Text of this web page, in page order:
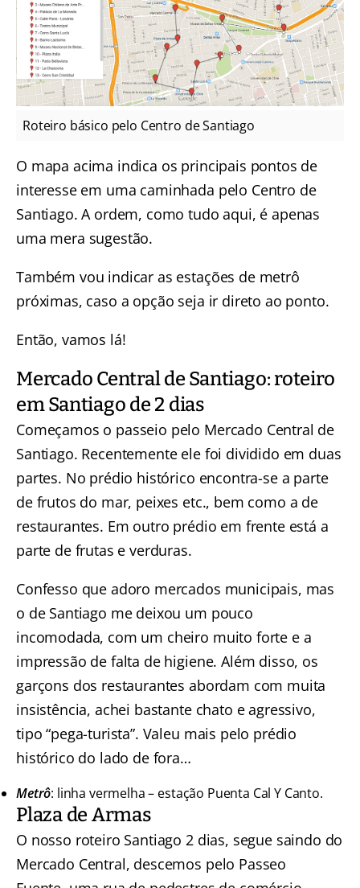
Roteiro básico pelo Centro de Santiago
O mapa acima indica os principais pontos de
interesse em uma caminhada pelo Centro de
Santiago. A ordem, como tudo aqui, é apenas
uma mera sugestão.
Também vou indicar as estações de metrô
próximas, caso a opção seja ir direto ao ponto.
Então, vamos lá!
Mercado Central de Santiago: roteiro
em Santiago de 2 dias
Começamos o passeio pelo Mercado Central de
Santiago. Recentemente ele foi dividido em duas
partes. No prédio histórico encontra-se a parte
de frutos do mar, peixes etc., bem como a de
restaurantes. Em outro prédio em frente está a
parte de frutas e verduras.
Confesso que adoro mercados municipais, mas
o de Santiago me deixou um pouco
incomodada, com um cheiro muito forte e a
impressão de falta de higiene. Além disso, os
garçons dos restaurantes abordam com muita
insistência, achei bastante chato e agressivo,
tipo “pega-turista”. Valeu mais pelo prédio
histórico do lado de fora…
Metrô: linha vermelha – estação Puenta Cal Y Canto.
Plaza de Armas
O nosso roteiro Santiago 2 dias, segue saindo do
Mercado Central, descemos pelo Passeo